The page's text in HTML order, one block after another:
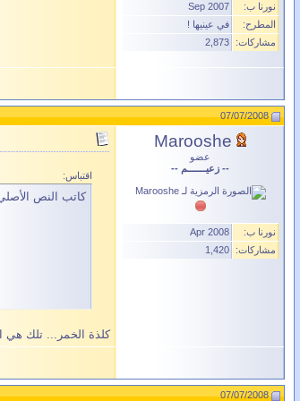
نورنا ب:
Sep 2007
المطرح:
في عينيها !
مشاركات:
2,873
07/07/2008
Marooshe
عضو
-- زعيـــــــم --
نورنا ب:
Apr 2008
مشاركات:
1,420
اقتباس:
كاتب النص
كلذة الخمر... تلك هي
07/07/2008